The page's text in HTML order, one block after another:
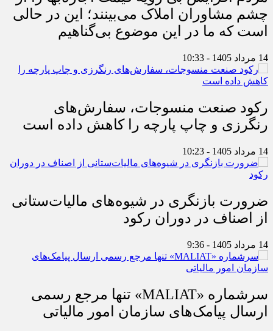
چشم مشاوران املاک می‌بینند؛ این در حالی
است که ما در این موضوع بی‌گناهیم
14 مرداد 1405 - 10:33
رکود صنعت منسوجات، سفارش‌های
رنگرزی و چاپ پارچه را کاهش داده است
14 مرداد 1405 - 10:23
ضرورت بازنگری در شیوه‌های مالیات‌ستانی
از اصناف در دوران رکود
14 مرداد 1405 - 9:36
سرشماره «MALIAT» تنها مرجع رسمی
ارسال پیامک‌های سازمان امور مالیاتی